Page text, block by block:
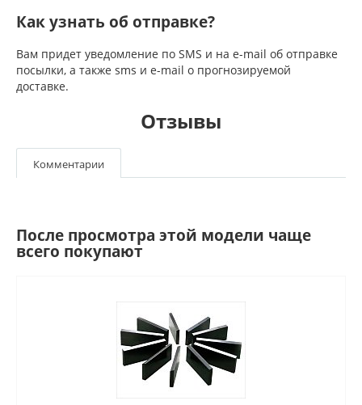
Как узнать об отправке?
Вам придет уведомление по SMS и на e-mail об отправке
посылки, а также sms и e-mail о прогнозируемой
доставке.
Отзывы
Комментарии
После просмотра этой модели чаще
всего покупают